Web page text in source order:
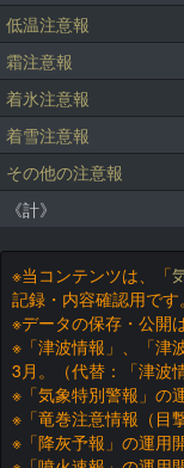
低温注意報
霜注意報
着氷注意報
着雪注意報
その他の注意報
《計》
※当コンテンツは、「
記録・内容確認用です。
※データの保存・公開
※「津波情報」、「津
3月。（代替：「津波
※「気象特別警報」の
※「竜巻注意情報（目
※「降灰予報」の運用